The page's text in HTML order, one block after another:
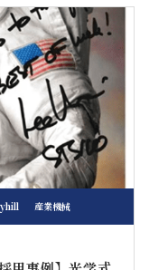
産業機械